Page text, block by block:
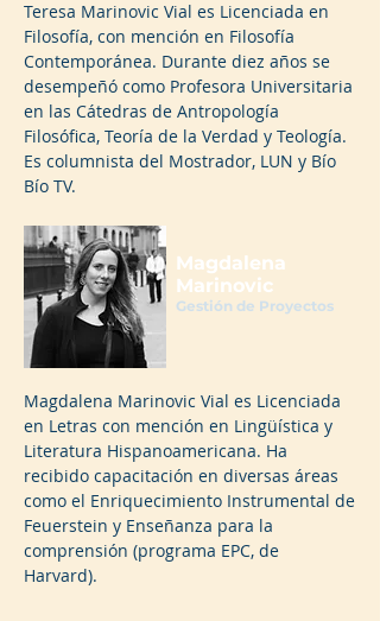
Magdalena
Marinovic
Gestión de Proyectos
Magdalena Marinovic Vial es Licenciada
en Letras con mención en Lingüística y
Literatura Hispanoamericana. Ha
recibido capacitación en diversas áreas
como el Enriquecimiento Instrumental de
Feuerstein y Enseñanza para la
comprensión (programa EPC, de
Harvard).
Teresa Marinovic Vial es Licenciada en
Filosofía, con mención en Filosofía
Contemporánea. Durante diez años se
desempeñó como Profesora Universitaria
en las Cátedras de Antropología
Filosófica, Teoría de la Verdad y Teología.
Es columnista del Mostrador, LUN y Bío
Bío TV.